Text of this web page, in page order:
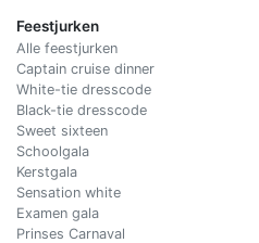
Feestjurken
Alle feestjurken
Captain cruise dinner
White-tie dresscode
Black-tie dresscode
Sweet sixteen
Schoolgala
Kerstgala
Sensation white
Examen gala
Prinses Carnaval